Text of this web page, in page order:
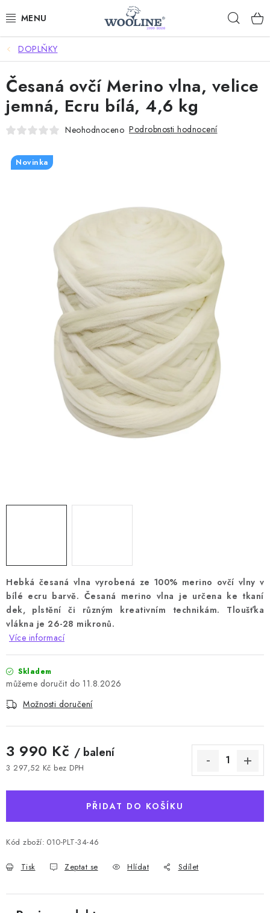
na
AKCE %
DÁRKOVÉ POUKAZY
OBLEČENÍ
Doprava a platba Hodnocení obchodu
Kontakty
Moje objednávka
FAQ
DOPLŇKY
Hebká česaná vlna vyrobená ze 100% merino ovčí vlny v
bílé ecru barvě. Česaná merino vlna je určena ke tkaní
dek, plstění či různým kreativním technikám. Tloušťka
vlákna je 26-28 mikronů.
Více informací
Skladem
11.8.2026
Možnosti doručení
3 990 Kč / balení
3 297,52 Kč bez DPH
PŘIDAT DO KOŠÍKU
Kód zboží: 010-PLT-34-46
Tisk Zeptat se Hlídat Sdílet
Česaná ovčí Merino vlna, velice
jemná, Ecru bílá, 4,6 kg
Neohodnoceno Podrobnosti hodnocení
Novinka